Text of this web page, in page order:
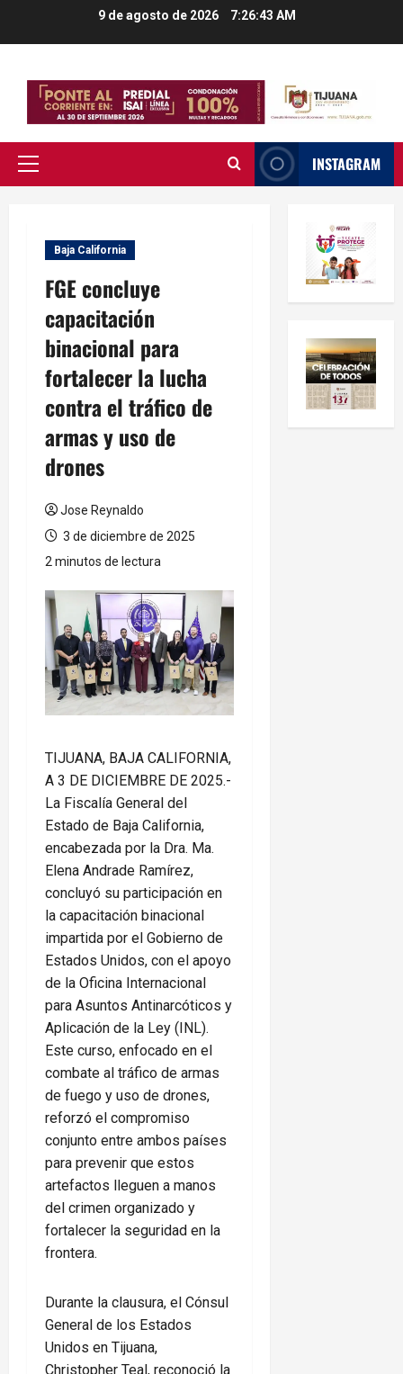
9 de agosto de 2026 7:26:44 AM
Menú
INSTAGRAM
Baja California
FGE concluye
capacitación
binacional para
fortalecer la lucha
contra el tráfico de
armas y uso de
drones
Jose Reynaldo
3 de diciembre de 2025
2 minutos de lectura
TIJUANA, BAJA CALIFORNIA,
A 3 DE DICIEMBRE DE 2025.-
La Fiscalía General del
Estado de Baja California,
encabezada por la Dra. Ma.
Elena Andrade Ramírez,
concluyó su participación en
la capacitación binacional
impartida por el Gobierno de
Estados Unidos, con el apoyo
de la Oficina Internacional
para Asuntos Antinarcóticos y
Aplicación de la Ley (INL).
Este curso, enfocado en el
combate al tráfico de armas
de fuego y uso de drones,
reforzó el compromiso
conjunto entre ambos países
para prevenir que estos
artefactos lleguen a manos
del crimen organizado y
fortalecer la seguridad en la
frontera.
Durante la clausura, el Cónsul
General de los Estados
Unidos en Tijuana,
Christopher Teal, reconoció la